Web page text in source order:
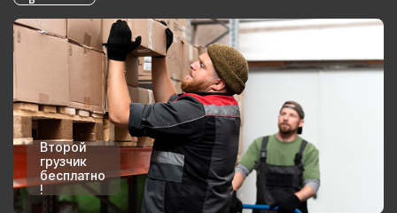
Второй
грузчик
бесплатно
!